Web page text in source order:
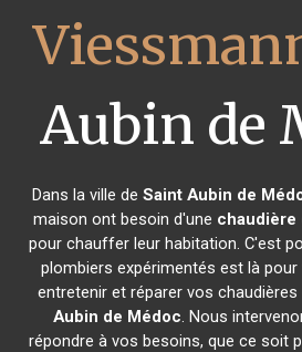
Aubin de
Dans la ville deSaint Aubin de
maison ont besoin d'une chaudière
pour chauffer leur habitation. C'est
plombiers expérimentés est là pour
entretenir et réparer vos
Aubin de Médoc. Nous
répondre à vos besoins, que ce soit